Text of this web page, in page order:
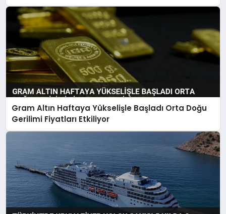
Gram Altın Haftaya Yükselişle Başladı Orta Doğu
Gerilimi Fiyatları Etkiliyor